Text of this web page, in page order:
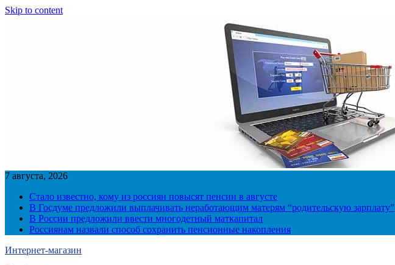
Skip to content
7 августа, 2026
Стало известно, кому из россиян повысят пенсии в августе
В Госдуме предложили выплачивать неработающим матерям “родительскую зарплату”
В России предложили ввести многодетный маткапитал
Россиянам назвали способ сохранить пенсионные накопления
Интернет-магазин